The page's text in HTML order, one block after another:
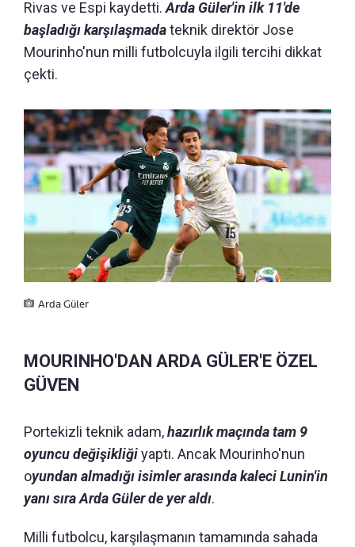
Rivas ve Espi kaydetti.Arda Güler'in ilk 11'de
başladığı karşılaşmadateknik direktör Jose
Mourinho'nun milli futbolcuyla ilgili tercihi dikkat
çekti.
Arda Güler
MOURINHO'DAN ARDA GÜLER'E ÖZEL
GÜVEN
Portekizli teknik adam,hazırlık maçında tam 9
oyuncu değişikliğiyaptı. Ancak Mourinho'nun
oyundan almadığı isimler arasında kaleci Lunin'in
yanı sıra Arda Güler de yer aldı.
Milli futbolcu, karşılaşmanın tamamında sahada